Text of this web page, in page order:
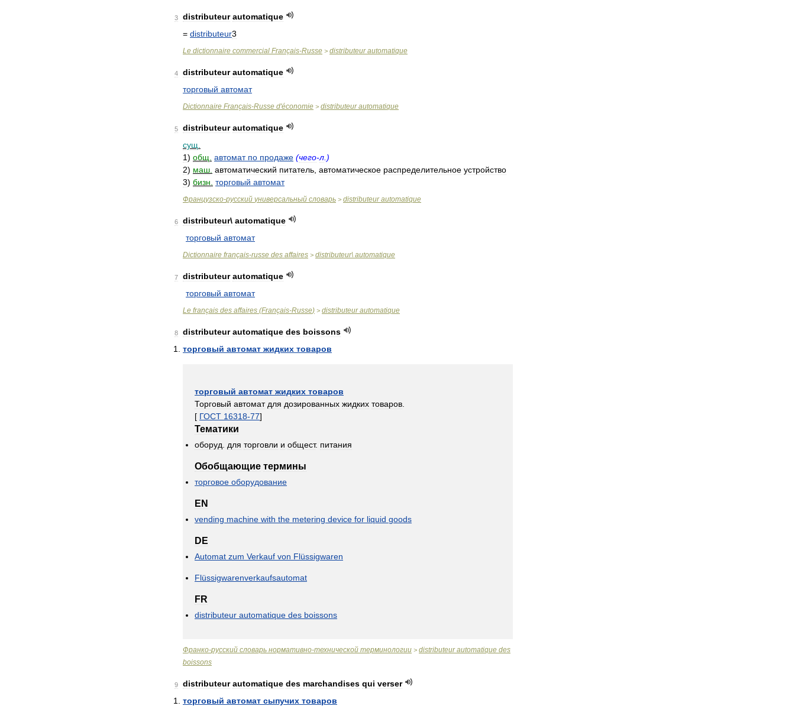
3 distributeur automatique
= distributeur3
Le dictionnaire commercial Français-Russe > distributeur automatique
4 distributeur automatique
торговый автомат
Dictionnaire Français-Russe d'économie > distributeur automatique
5 distributeur automatique
сущ
1) общ автомат по продаже (чего-л .)
2) маш автоматический питатель автоматическое распределительное устройство
3) бизн торговый автомат
Французско-русский универсальный словарь > distributeur automatique
6 distributeur\ automatique
торговый автомат
Dictionnaire français-russe des affaires > distributeur\ automatique
7 distributeur automatique
торговый автомат
Le français des affaires (Français-Russe) > distributeur automatique
8 distributeur automatique des boissons
торговый автомат жидких товаров
торговый автомат жидких товаров
Торговый автомат для дозированных жидких товаров
[ ГОСТ 16318-77]
Тематики
оборуд для торговли и общест. питания
Обобщающие термины
торговое оборудование
EN
vending machine with the metering device for liquid goods
DE
Automat zum Verkauf von Flüssigwaren
Flüssigwarenverkaufsautomat
FR
distributeur automatique des boissons
Франко-русский словарь нормативно-технической терминологии > distributeur automatique des
boissons
9 distributeur automatique des marchandises qui verser
торговый автомат сыпучих товаров